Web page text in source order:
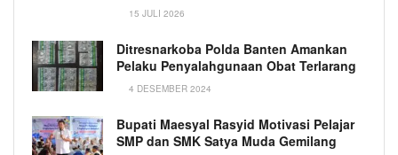
15 JULI 2026
Ditresnarkoba Polda Banten Amankan
Pelaku Penyalahgunaan Obat Terlarang
4 DESEMBER 2024
Bupati Maesyal Rasyid Motivasi Pelajar
SMP dan SMK Satya Muda Gemilang